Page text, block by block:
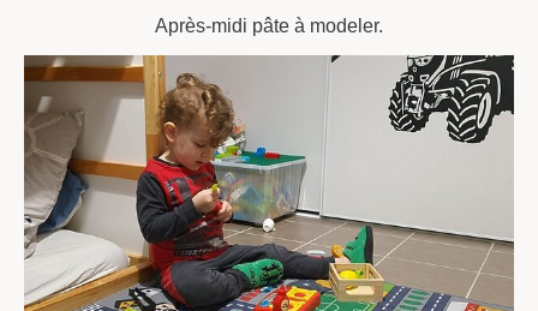
Après-midi pâte à modeler.